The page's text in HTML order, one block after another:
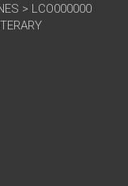
> LCO000000